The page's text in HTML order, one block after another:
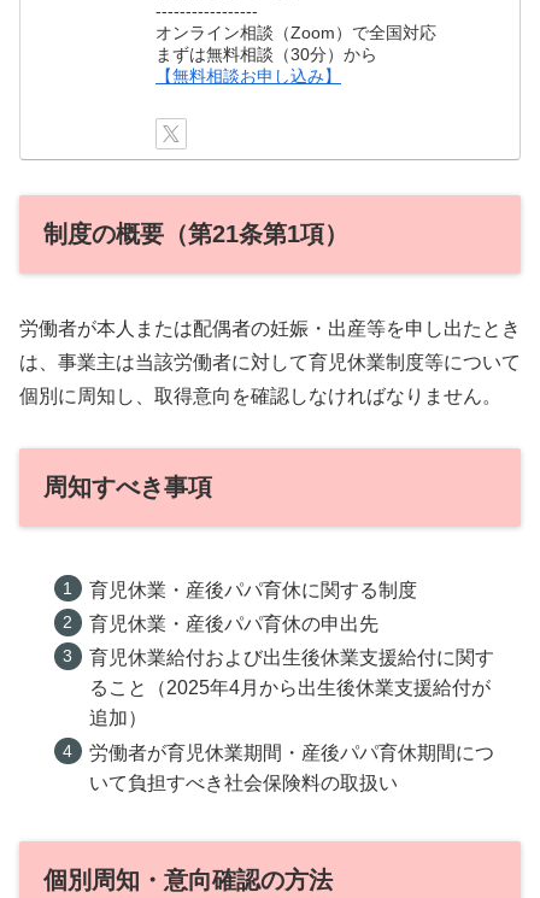
-----------------
オンライン相談（Zoom）で全国対応
まずは無料相談（30分）から
【無料相談お申し込み】
制度の概要（第21条第1項）
労働者が本人または配偶者の妊娠・出産等を申し出たとき
は、事業主は当該労働者に対して育児休業制度等について
個別に周知し、取得意向を確認しなければなりません。
周知すべき事項
育児休業・産後パパ育休に関する制度
育児休業・産後パパ育休の申出先
育児休業給付および出生後休業支援給付に関す
ること（2025年4月から出生後休業支援給付が
追加）
労働者が育児休業期間・産後パパ育休期間につ
いて負担すべき社会保険料の取扱い
個別周知・意向確認の方法